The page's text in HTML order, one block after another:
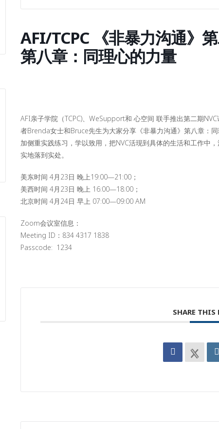
AFI/TCPC 《非暴力沟通》
第八章：同理心的力量
AFI亲子学院（TCPC)、WeSupport和 心空间 联手推出第二期
者Brenda女士和Bruce先生为大家分享《非暴力沟通》第八章：
加侧重实践练习，学以致用，把NVC活现到具体的生活和工作中
实地落到实处。
美东时间 4月23日 晚上19:00—21:00；
美西时间 4月23日 晚上 16:00—18:00；
北京时间 4月24日 早上 07:00—09:00 AM
Zoom会议室信息：
Meeting ID：834 4317 1838
Passcode: 1234
SHARE THIS